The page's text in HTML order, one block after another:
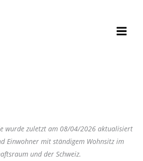
wurde zuletzt am 08/04/2026 aktualisiert
Einwohner mit ständigem Wohnsitz im
und der Schweiz.
service
elementor
service
wordpress
service
google-
service
youtube
service
facebook
service
litespeed
service
sonstiges